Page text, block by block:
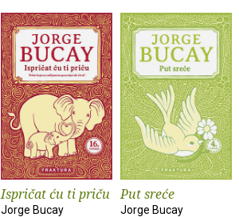
Ispričat ću ti priču
Jorge Bucay
Put sreće
Jorge Bucay